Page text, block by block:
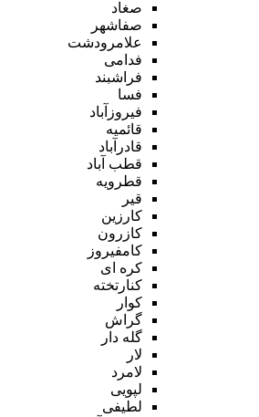
صغاد
صفاشهر
علامرودشت
فدامی
فراشبند
فسا
فیروزآباد
قائمیه
قادرآباد
قطب آباد
قطرویه
قیر
کارزین
کازرون
کامفیروز
کره ای
کنارتخته
کوار
گراش
گله دار
لار
لامرد
لپویی
لطیفی